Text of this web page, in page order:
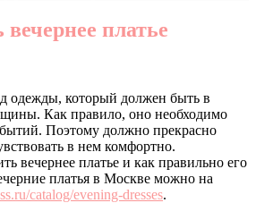
платье
одежды, который должен быть в
Как правило, оно необходимо
Поэтому должно прекрасно
в нем комфортно.
вечернее платье и как правильно его
платья в Москве можно на
catalog/evening-dresses.